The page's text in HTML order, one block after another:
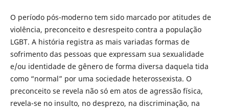
O período pós-moderno tem sido marcado por atitudes de
violência, preconceito e desrespeito contra a população
LGBT. A história registra as mais variadas formas de
sofrimento das pessoas que expressam sua sexualidade
e/ou identidade de gênero de forma diversa daquela tida
como “normal” por uma sociedade heterossexista. O
preconceito se revela não só em atos de agressão física,
revela-se no insulto, no desprezo, na discriminação, na